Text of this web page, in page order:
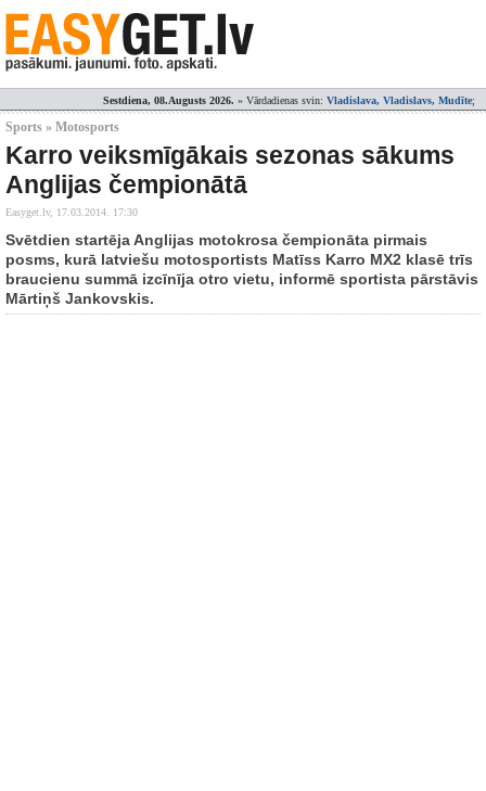
Sestdiena, 08.Augusts 2026. » Vārdadienas svin: Vladislava, Vladislavs, Mudīte;
Sports » Motosports
Karro veiksmīgākais sezonas sākums
Anglijas čempionātā
Easyget.lv, 17.03.2014. 17:30
Svētdien startēja Anglijas motokrosa čempionāta pirmais
posms, kurā latviešu motosportists Matīss Karro MX2 klasē trīs
braucienu summā izcīnīja otro vietu, informē sportista pārstāvis
Mārtiņš Jankovskis.